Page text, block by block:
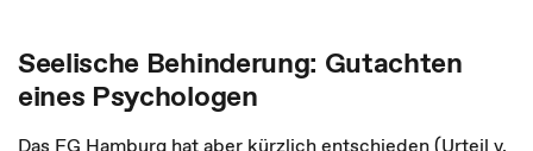
Seelische Behinderung: Gutachten
eines Psychologen
Das FG Hamburg hat aber kürzlich entschieden (Urteil v.